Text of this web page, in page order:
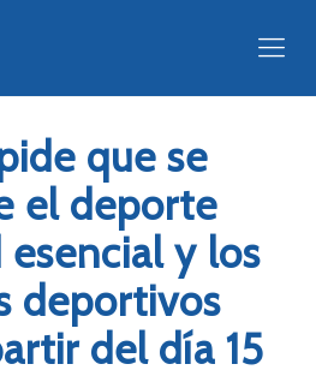
que se
el deporte
y los
deportivos
del día 15